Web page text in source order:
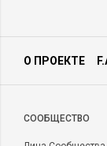
О ПРОЕКТЕ
CООБЩЕСТВО